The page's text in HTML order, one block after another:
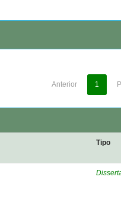
Anterior 1
Tipo